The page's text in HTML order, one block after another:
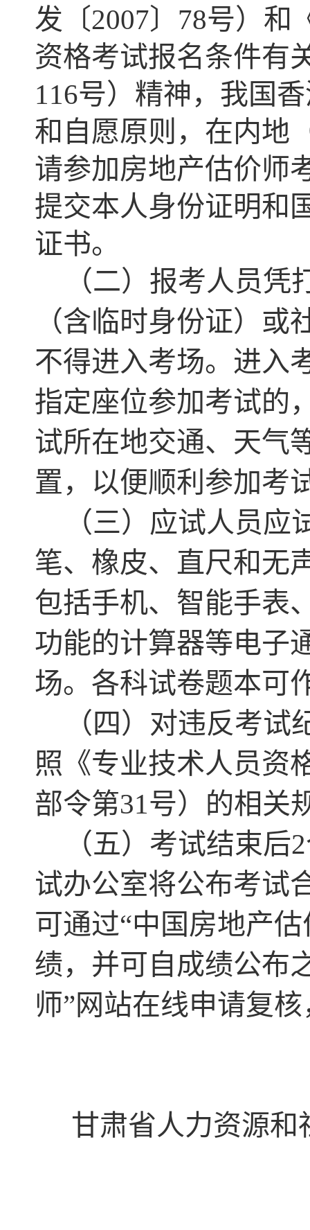
发〔2007〕78号）和
资格考试报名条件有
116号）精神，我国
和自愿原则，在内地
请参加房地产估价师
提交本人身份证明和
证书。
（二）报考人员
（含临时身份证）
不得进入考场。进入
指定座位参加考试的
试所在地交通、天气
置，以便顺利参加考
（三）应试人员
笔、橡皮、直尺和无
包括手机、智能手表
功能的计算器等电子
场。各科试卷题本可
（四）对违反考
照《专业技术人员资
部令第31号）的相关
（五）考试结束
试办公室将公布考试
可通过“中国房地产
绩，并可自成绩公布
师”网站在线申请复
甘肃省人力资源